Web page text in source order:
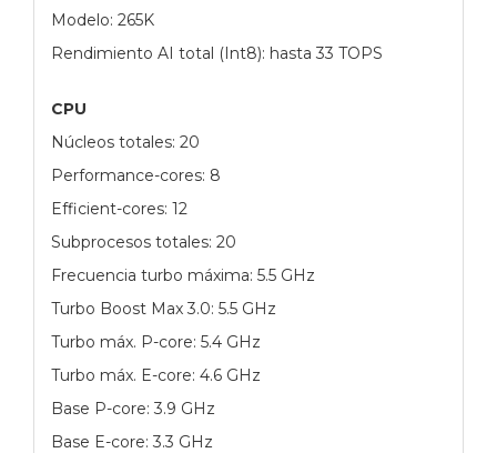
Modelo: 265K
Rendimiento AI total (Int8): hasta 33 TOPS
CPU
Núcleos totales: 20
Performance-cores: 8
Efficient-cores: 12
Subprocesos totales: 20
Frecuencia turbo máxima: 5.5 GHz
Turbo Boost Max 3.0: 5.5 GHz
Turbo máx. P-core: 5.4 GHz
Turbo máx. E-core: 4.6 GHz
Base P-core: 3.9 GHz
Base E-core: 3.3 GHz